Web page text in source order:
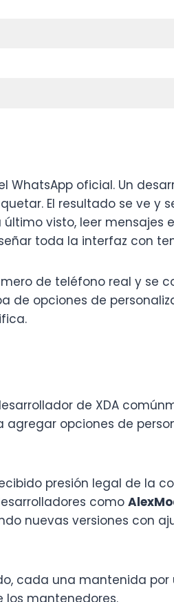
oficial. Un
El resultado se ve y
visto, leer mensajes
toda la interfaz con
de teléfono real y se
de opciones de
de XDA
opciones de
presión legal de la
como
nuevas versiones con
cada una mantenida